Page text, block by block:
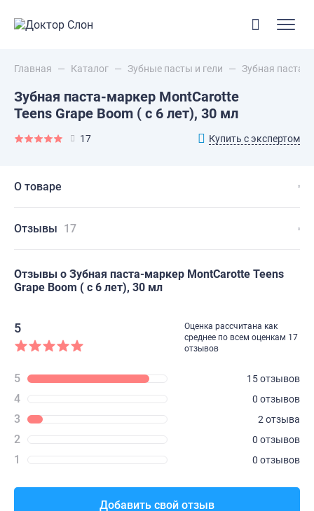
Главная — Каталог — Зубные пасты и гели — Зубная паста-
Зубная паста-маркер MontCarotte
Teens Grape Boom ( с 6 лет), 30 мл
17 Купить с экспертом
О товаре
Отзывы 17
Отзывы о Зубная паста-маркер MontCarotte Teens
Grape Boom ( с 6 лет), 30 мл
5
Оценка рассчитана как
среднее по всем оценкам 17
отзывов
5 15 отзывов
4 0 отзывов
3 2 отзыва
2 0 отзывов
1 0 отзывов
Добавить свой отзыв